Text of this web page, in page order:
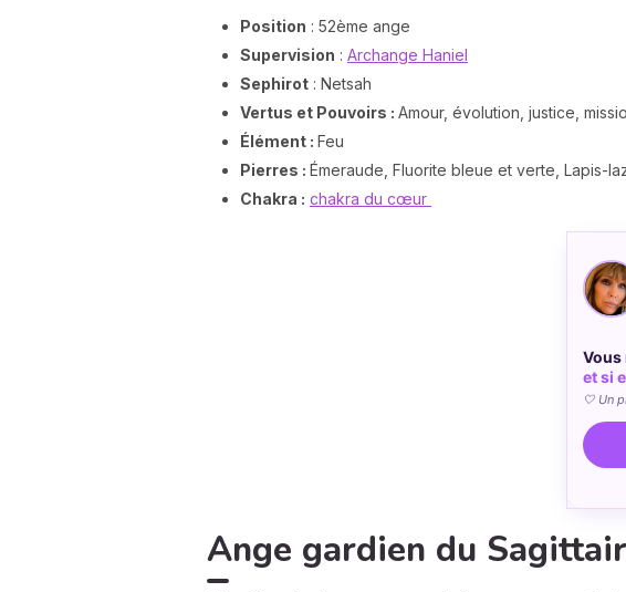
Position : 52ème ange
Supervision : Archange Haniel
Sephirot : Netsah
Vertus et Pouvoirs : Amour, évolution, justice,
Élément : Feu
Pierres : Émeraude, Fluorite bleue et verte, Lapis-
Chakra : chakra du cœur
Vous
et si
🤍 Un
Ange gardien du